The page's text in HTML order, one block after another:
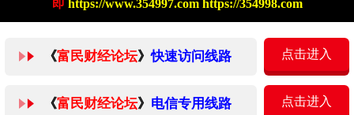
即 https://www.354997.com https://354998.com
《富民财经论坛》快速访问线路 点击进入
《富民财经论坛》 电信专用线路 点击进入